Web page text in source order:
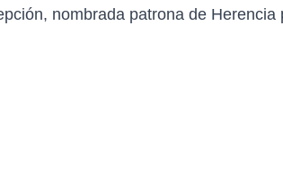
nombrada patrona de Herencia